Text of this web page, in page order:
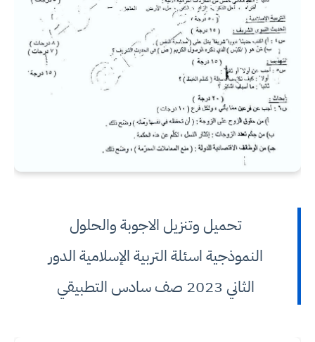
تحميل وتنزيل الاجوبة والحلول
النموذجية اسئلة التربية الإسلامية الدور
الثاني 2023 صف سادس التطبيقي